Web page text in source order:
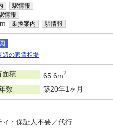
駅情報
情報
乗換案内 駅情報
辺の家賃相場
面積 65.6m2
数 築20年1ヶ月
・保証人不要／代行